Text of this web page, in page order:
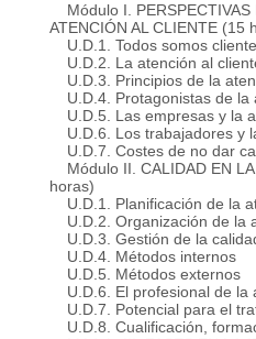
Módulo I. PERSPECTIVAS
ATENCIÓN AL CLIENTE (15
U.D.1. Todos somos
U.D.2. La atención al
U.D.3. Principios de la
U.D.4. Protagonistas de la
U.D.5. Las empresas y la
U.D.6. Los trabajadores y
U.D.7. Costes de no dar
Módulo II. CALIDAD EN LA
horas)
U.D.1. Planificación de la
U.D.2. Organización de la
U.D.3. Gestión de la
U.D.4. Métodos internos
U.D.5. Métodos externos
U.D.6. El profesional de la
U.D.7. Potencial para el
U.D.8. Cualificación,